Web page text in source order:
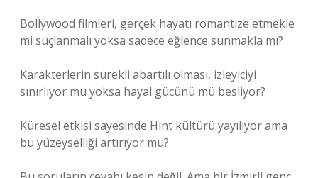
Bollywood filmleri, gerçek hayatı romantize etmekle
mi suçlanmalı yoksa sadece eğlence sunmakla mı?
Karakterlerin sürekli abartılı olması, izleyiciyi
sınırlıyor mu yoksa hayal gücünü mü besliyor?
Küresel etkisi sayesinde Hint kültürü yayılıyor ama
bu yüzeyselliği artırıyor mu?